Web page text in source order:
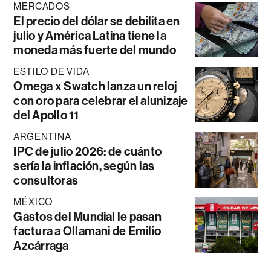
MERCADOS
El precio del dólar se debilita en
julio y América Latina tiene la
moneda más fuerte del mundo
ESTILO DE VIDA
Omega x Swatch lanza un reloj
con oro para celebrar el alunizaje
del Apollo 11
ARGENTINA
IPC de julio 2026: de cuánto
sería la inflación, según las
consultoras
MÉXICO
Gastos del Mundial le pasan
factura a Ollamani de Emilio
Azcárraga